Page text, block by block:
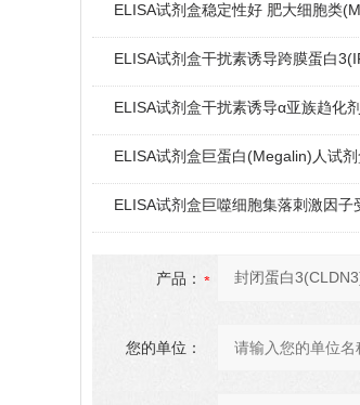
ELISA试剂盒稳定性好 肥大细胞类
ELISA试剂盒干扰素诱导跨膜蛋白
ELISA试剂盒干扰素诱导α亚族趋化
ELISA试剂盒巨蛋白(Megalin)人试
ELISA试剂盒巨噬细胞集落刺激因
产品：
您的单位：